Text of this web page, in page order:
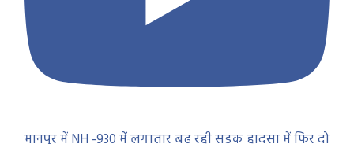
मानपुर में NH -930 में लगातार बढ़ रही सड़क हादसा में फिर दो